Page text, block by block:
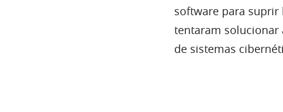
software para suprir
tentaram solucionar
de sistemas